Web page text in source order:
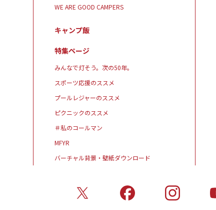
WE ARE GOOD CAMPERS
キャンプ飯
特集ページ
みんなで灯そう。次の50年。
スポーツ応援のススメ
プールレジャーのススメ
ピクニックのススメ
＃私のコールマン
MFYR
バーチャル背景・壁紙ダウンロード